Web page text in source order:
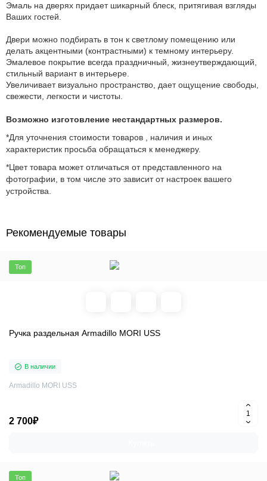
Эмаль на дверях придает шикарный блеск, притягивая взгляды
Ваших гостей.
Двери можно подбирать в тон к светлому помещению или
делать акцентными (контрастными) к темному интерьеру.
Эмалевое покрытие всегда праздничный, жизнеутверждающий,
стильный вариант в интерьере.
Увеличивает визуально пространство, дает ощущение свободы,
свежести, легкости и чистоты.
Возможно изготовление нестандартных размеров.
*Для уточнения стоимости товаров , наличия и иных
характеристик просьба обращаться к менеджеру.
*Цвет товара может отличаться от представленного на
фотографии, в том числе это зависит от настроек вашего
устройства.
Рекомендуемые товары
Топ
Ручка раздельная Armadillo MORI USS
В наличии
Armadillo MORI USS
2 700₽
Топ